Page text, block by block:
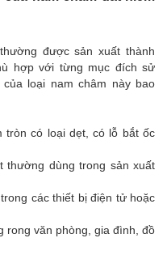
được sản xuất thành
hợp với từng mục đích sử
loại nam châm này bao
tròn có loại dẹt, có lỗ bắt ốc
dùng trong sản xuất
các thiết bị điện tử hoặc
rong văn phòng, gia đình, đồ